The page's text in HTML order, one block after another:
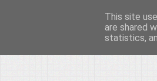
Το
Είμαστε
This site
are shared
statistics,